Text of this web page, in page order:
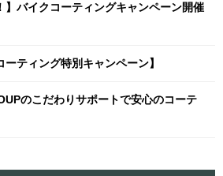
】バイクコーティングキャンペーン開催
ーティング特別キャンペーン】
のこだわりサポートで安心のコーテ